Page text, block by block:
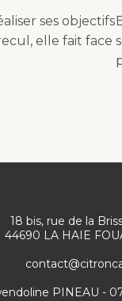
ses objectifs
elle fait face
18 bis, rue de la
44690 LA HAIE
PINEAU -